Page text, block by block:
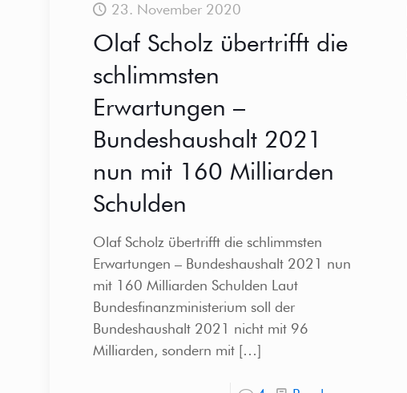
23. November 2020
Olaf Scholz übertrifft die
schlimmsten
Erwartungen –
Bundeshaushalt 2021
nun mit 160 Milliarden
Schulden
Olaf Scholz übertrifft die schlimmsten
Erwartungen – Bundeshaushalt 2021 nun
mit 160 Milliarden Schulden Laut
Bundesfinanzministerium soll der
Bundeshaushalt 2021 nicht mit 96
Milliarden, sondern mit[…]